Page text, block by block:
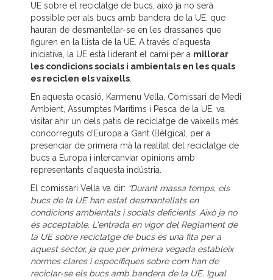
UE sobre el reciclatge de bucs, això ja no serà
possible per als bucs amb bandera de la UE, que
hauran de desmantellar-se en les drassanes que
figuren en la llista de la UE. A través d'aquesta
iniciativa, la UE està liderant el camí per a millorar
les condicions socials i ambientals en les quals
es reciclen els vaixells
En aquesta ocasió, Karmenu Vella, Comissari de Medi
Ambient, Assumptes Marítims i Pesca de la UE, va
visitar ahir un dels patis de reciclatge de vaixells més
concorreguts d'Europa a Gant (Bèlgica), per a
presenciar de primera mà la realitat del reciclatge de
bucs a Europa i intercanviar opinions amb
representants d'aquesta indústria.
El comissari Vella va dir: “Durant massa temps, els
bucs de la UE han estat desmantellats en
condicions ambientals i socials deficients. Això ja no
és acceptable. L'entrada en vigor del Reglament de
la UE sobre reciclatge de bucs és una fita per a
aquest sector, ja que per primera vegada estableix
normes clares i específiques sobre com han de
reciclar-se els bucs amb bandera de la UE. Igual